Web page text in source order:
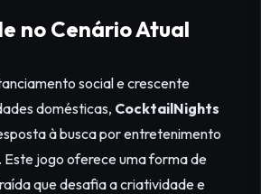
no Cenário Atual
social e crescente
domésticas, CocktailNights
à busca por entretenimento
Este jogo oferece uma forma de
que desafia a criatividade e